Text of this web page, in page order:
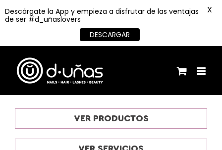
contenido
VER PRODUCTOS
Descárgate la App y empieza a disfrutar de las ventajas
de ser #d_uñaslovers
DESCARGAR
X